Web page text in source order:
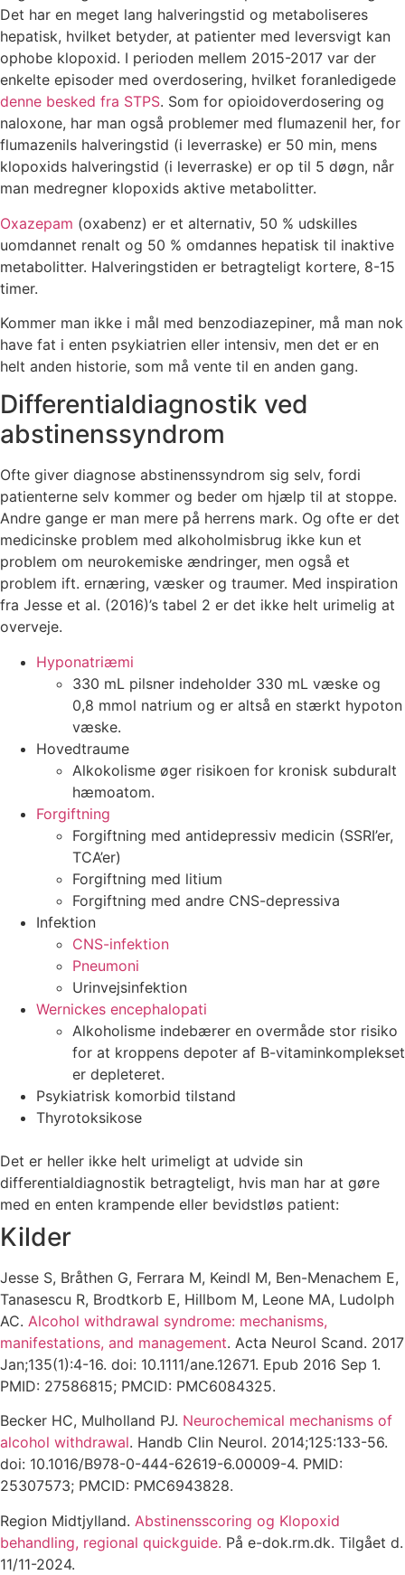
Det har en meget lang halveringstid og metaboliseres
hepatisk, hvilket betyder, at patienter med leversvigt kan
ophobe klopoxid. I perioden mellem 2015-2017 var der
enkelte episoder med overdosering, hvilket foranledigede
denne besked fra STPS. Som for opioidoverdosering og
naloxone, har man også problemer med flumazenil her, for
flumazenils halveringstid (i leverraske) er 50 min, mens
klopoxids halveringstid (i leverraske) er op til 5 døgn, når
man medregner klopoxids aktive metabolitter.
Oxazepam (oxabenz) er et alternativ, 50 % udskilles
uomdannet renalt og 50 % omdannes hepatisk til inaktive
metabolitter. Halveringstiden er betragteligt kortere, 8-15
timer.
Kommer man ikke i mål med benzodiazepiner, må man nok
have fat i enten psykiatrien eller intensiv, men det er en
helt anden historie, som må vente til en anden gang.
Differentialdiagnostik ved
abstinenssyndrom
Ofte giver diagnose abstinenssyndrom sig selv, fordi
patienterne selv kommer og beder om hjælp til at stoppe.
Andre gange er man mere på herrens mark. Og ofte er det
medicinske problem med alkoholmisbrug ikke kun et
problem om neurokemiske ændringer, men også et
problem ift. ernæring, væsker og traumer. Med inspiration
fra Jesse et al. (2016)’s tabel 2 er det ikke helt urimelig at
overveje.
Hyponatriæmi
330 mL pilsner indeholder 330 mL væske og
0,8 mmol natrium og er altså en stærkt hypoton
væske.
Hovedtraume
Alkokolisme øger risikoen for kronisk subduralt
hæmoatom.
Forgiftning
Forgiftning med antidepressiv medicin (SSRI’er,
TCA’er)
Forgiftning med litium
Forgiftning med andre CNS-depressiva
Infektion
CNS-infektion
Pneumoni
Urinvejsinfektion
Wernickes encephalopati
Alkoholisme indebærer en overmåde stor risiko
for at kroppens depoter af B-vitaminkomplekset
er depleteret.
Psykiatrisk komorbid tilstand
Thyrotoksikose
Det er heller ikke helt urimeligt at udvide sin
differentialdiagnostik betragteligt, hvis man har at gøre
med en enten krampende eller bevidstløs patient:
Kilder
Jesse S, Bråthen G, Ferrara M, Keindl M, Ben-Menachem E,
Tanasescu R, Brodtkorb E, Hillbom M, Leone MA, Ludolph
AC. Alcohol withdrawal syndrome: mechanisms,
manifestations, and management. Acta Neurol Scand. 2017
Jan;135(1):4-16. doi: 10.1111/ane.12671. Epub 2016 Sep 1.
PMID: 27586815; PMCID: PMC6084325.
Becker HC, Mulholland PJ. Neurochemical mechanisms of
alcohol withdrawal. Handb Clin Neurol. 2014;125:133-56.
doi: 10.1016/B978-0-444-62619-6.00009-4. PMID:
25307573; PMCID: PMC6943828.
Region Midtjylland. Abstinensscoring og Klopoxid
behandling, regional quickguide. På e-dok.rm.dk. Tilgået d.
11/11-2024.